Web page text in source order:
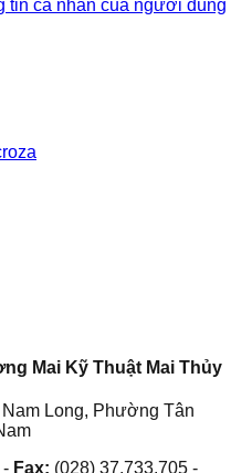
tin cá nhân của người dùng
Mai Kỹ Thuật Mai Thủy
Long, Phường Tân
- Fax: (028) 37.733.705 -